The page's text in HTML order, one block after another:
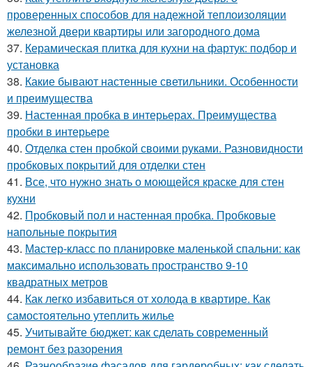
проверенных способов для надежной теплоизоляции
железной двери квартиры или загородного дома
37. Керамическая плитка для кухни на фартук: подбор и
установка
38. Какие бывают настенные светильники. Особенности
и преимущества
39. Настенная пробка в интерьерах. Преимущества
пробки в интерьере
40. Отделка стен пробкой своими руками. Разновидности
пробковых покрытий для отделки стен
41. Все, что нужно знать о моющейся краске для стен
кухни
42. Пробковый пол и настенная пробка. Пробковые
напольные покрытия
43. Мастер-класс по планировке маленькой спальни: как
максимально использовать пространство 9-10
квадратных метров
44. Как легко избавиться от холода в квартире. Как
самостоятельно утеплить жилье
45. Учитывайте бюджет: как сделать современный
ремонт без разорения